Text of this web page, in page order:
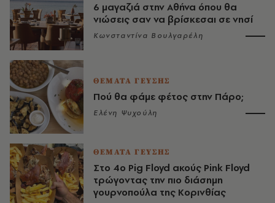
6 μαγαζιά στην Αθήνα όπου θα
νιώσεις σαν να βρίσκεσαι σε νησί
Κωνσταντίνα Βουλγαρέλη
ΘΕΜΑΤΑ ΓΕΥΣΗΣ
Πού θα φάμε φέτος στην Πάρο;
Ελένη Ψυχούλη
ΘΕΜΑΤΑ ΓΕΥΣΗΣ
Στο 4ο Pig Floyd ακούς Pink Floyd
τρώγοντας την πιο διάσημη
γουρνοπούλα της Κορινθίας